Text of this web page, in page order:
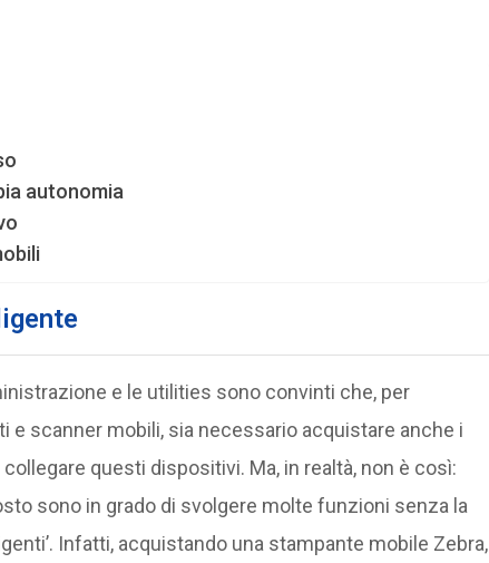
autonomia
e le utilities sono convinti che, per
e scanner mobili, sia necessario acquistare anche i
questi dispositivi. Ma, in realtà, non è così:
sono in grado di svolgere molte funzioni senza la
Infatti, acquistando una stampante mobile Zebra,